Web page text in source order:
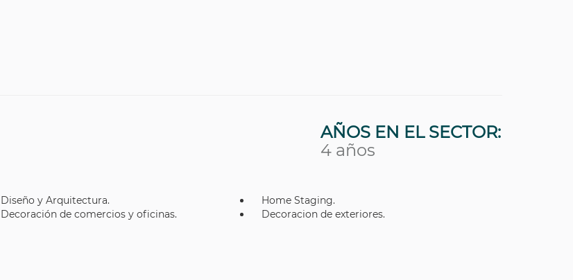
AÑOS EN EL SECTOR:
4 años
Diseño y Arquitectura.
Home Staging.
Decoración de comercios y oficinas.
Decoracion de exteriores.